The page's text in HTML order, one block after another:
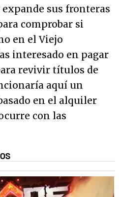
expande sus fronteras
comprobar si
en el Viejo
interesado en pagar
revivir títulos de
aquí un
en el alquiler
con las